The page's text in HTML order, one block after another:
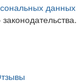
данных